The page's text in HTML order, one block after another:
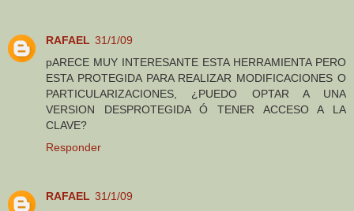
RAFAEL 31/1/09
pARECE MUY INTERESANTE ESTA HERRAMIENTA PERO
ESTA PROTEGIDA PARA REALIZAR MODIFICACIONES O
PARTICULARIZACIONES, ¿PUEDO OPTAR A UNA
VERSION DESPROTEGIDA Ó TENER ACCESO A LA
CLAVE?
Responder
RAFAEL 31/1/09